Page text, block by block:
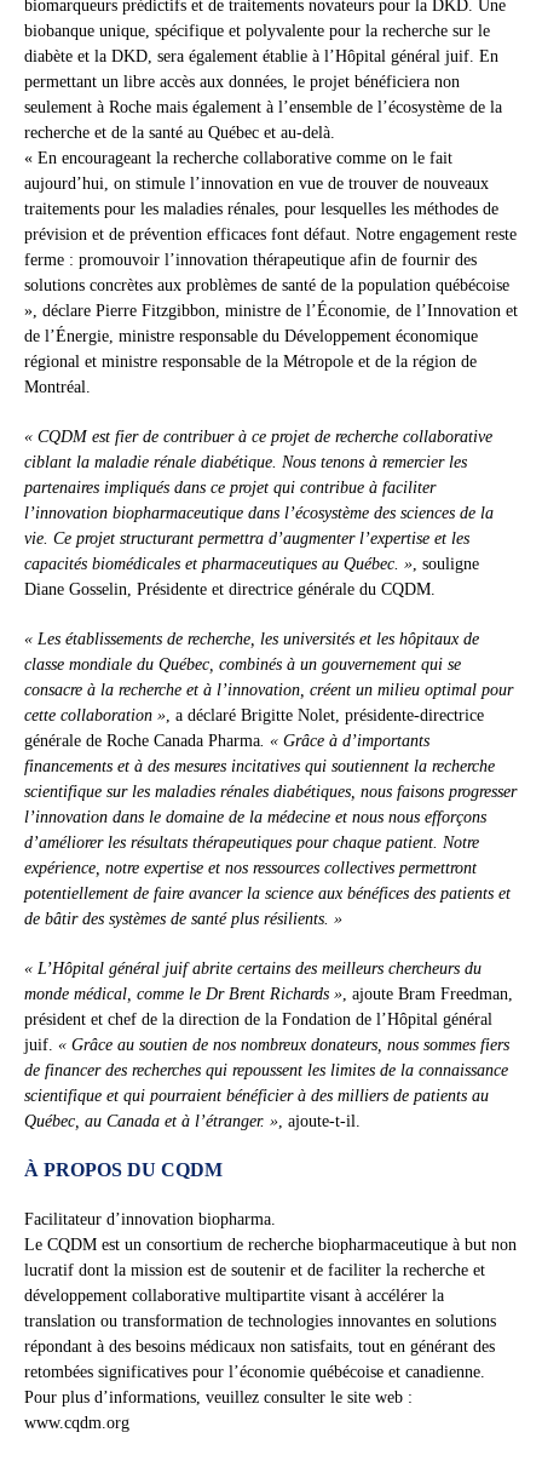
biomarqueurs prédictifs et de traitements novateurs pour la DKD. Une
biobanque unique, spécifique et polyvalente pour la recherche sur le
diabète et la DKD, sera également établie à l’Hôpital général juif. En
permettant un libre accès aux données, le projet bénéficiera non
seulement à Roche mais également à l’ensemble de l’écosystème de la
recherche et de la santé au Québec et au-delà.
« En encourageant la recherche collaborative comme on le fait
aujourd’hui, on stimule l’innovation en vue de trouver de nouveaux
traitements pour les maladies rénales, pour lesquelles les méthodes de
prévision et de prévention efficaces font défaut. Notre engagement reste
ferme : promouvoir l’innovation thérapeutique afin de fournir des
solutions concrètes aux problèmes de santé de la population québécoise
», déclare Pierre Fitzgibbon, ministre de l’Économie, de l’Innovation et
de l’Énergie, ministre responsable du Développement économique
régional et ministre responsable de la Métropole et de la région de
Montréal.
« CQDM est fier de contribuer à ce projet de recherche collaborative
ciblant la maladie rénale diabétique. Nous tenons à remercier les
partenaires impliqués dans ce projet qui contribue à faciliter
l’innovation biopharmaceutique dans l’écosystème des sciences de la
vie. Ce projet structurant permettra d’augmenter l’expertise et les
capacités biomédicales et pharmaceutiques au Québec. », souligne
Diane Gosselin, Présidente et directrice générale du CQDM.
« Les établissements de recherche, les universités et les hôpitaux de
classe mondiale du Québec, combinés à un gouvernement qui se
consacre à la recherche et à l’innovation, créent un milieu optimal pour
cette collaboration », a déclaré Brigitte Nolet, présidente-directrice
générale de Roche Canada Pharma. « Grâce à d’importants
financements et à des mesures incitatives qui soutiennent la recherche
scientifique sur les maladies rénales diabétiques, nous faisons progresser
l’innovation dans le domaine de la médecine et nous nous efforçons
d’améliorer les résultats thérapeutiques pour chaque patient. Notre
expérience, notre expertise et nos ressources collectives permettront
potentiellement de faire avancer la science aux bénéfices des patients et
de bâtir des systèmes de santé plus résilients. »
« L’Hôpital général juif abrite certains des meilleurs chercheurs du
monde médical, comme le Dr Brent Richards », ajoute Bram Freedman,
président et chef de la direction de la Fondation de l’Hôpital général
juif. « Grâce au soutien de nos nombreux donateurs, nous sommes fiers
de financer des recherches qui repoussent les limites de la connaissance
scientifique et qui pourraient bénéficier à des milliers de patients au
Québec, au Canada et à l’étranger. », ajoute-t-il.
À PROPOS DU CQDM
Facilitateur d’innovation biopharma.
Le CQDM est un consortium de recherche biopharmaceutique à but non
lucratif dont la mission est de soutenir et de faciliter la recherche et
développement collaborative multipartite visant à accélérer la
translation ou transformation de technologies innovantes en solutions
répondant à des besoins médicaux non satisfaits, tout en générant des
retombées significatives pour l’économie québécoise et canadienne.
Pour plus d’informations, veuillez consulter le site web :
www.cqdm.org